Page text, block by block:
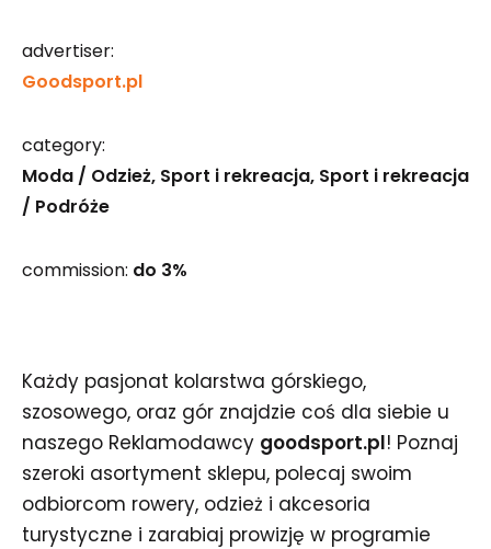
advertiser:
Goodsport.pl
category:
Moda / Odzież Sport i rekreacja Sport i rekreacja
/ Podróże
commission: do 3%
Każdy pasjonat kolarstwa górskiego,
szosowego, oraz gór znajdzie coś dla siebie u
naszego Reklamodawcy goodsport.pl! Poznaj
szeroki asortyment sklepu, polecaj swoim
odbiorcom rowery, odzież i akcesoria
turystyczne i zarabiaj prowizję w programie